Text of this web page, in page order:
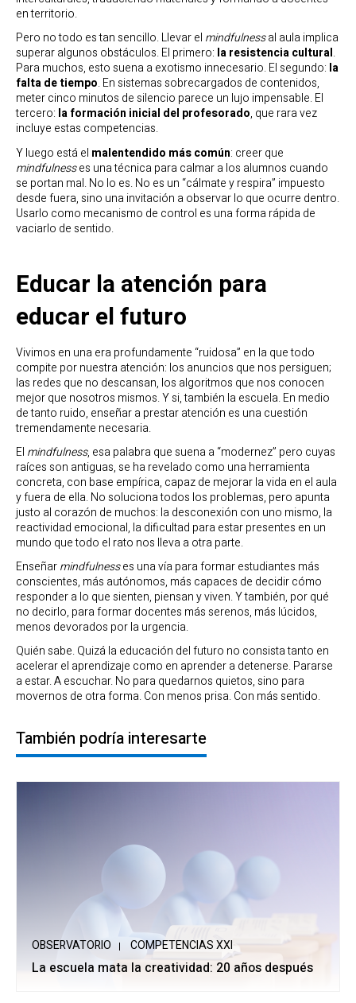
en territorio.
Pero no todo es tan sencillo. Llevar el mindfulnessal aula implica
superar algunos obstáculos. El primero: la resistencia cultural.
Para muchos, esto suena a exotismo innecesario. El segundo: la
falta de tiempo. En sistemas sobrecargados de contenidos,
meter cinco minutos de silencio parece un lujo impensable. El
tercero: la formación inicial del profesorado, que rara vez
incluye estas competencias.
Y luego está el malentendido más común: creer que
mindfulnesses una técnica para calmar a los alumnos cuando
se portan mal. No lo es. No es un “cálmate y respira” impuesto
desde fuera, sino una invitación a observar lo que ocurre dentro.
Usarlo como mecanismo de control es una forma rápida de
vaciarlo de sentido.
Educar la atención para
educar el futuro
Vivimos en una era profundamente “ruidosa” en la que todo
compite por nuestra atención: los anuncios que nos persiguen;
las redes que no descansan, los algoritmos que nos conocen
mejor que nosotros mismos. Y si, también la escuela. En medio
de tanto ruido, enseñar a prestar atención es una cuestión
tremendamente necesaria.
El mindfulness, esa palabra que suena a “modernez” pero cuyas
raíces son antiguas, se ha revelado como una herramienta
concreta, con base empírica, capaz de mejorar la vida en el aula
y fuera de ella. No soluciona todos los problemas, pero apunta
justo al corazón de muchos: la desconexión con uno mismo, la
reactividad emocional, la dificultad para estar presentes en un
mundo que todo el rato nos lleva a otra parte.
Enseñarmindfulnesses una vía para formar estudiantes más
conscientes, más autónomos, más capaces de decidir cómo
responder a lo que sienten, piensan y viven. Y también, por qué
no decirlo, para formar docentes más serenos, más lúcidos,
menos devorados por la urgencia.
Quién sabe. Quizá la educación del futuro no consista tanto en
acelerar el aprendizaje como en aprender a detenerse. Pararse
a estar. A escuchar. No para quedarnos quietos, sino para
movernos de otra forma. Con menos prisa. Con más sentido.
También podría interesarte
OBSERVATORIO COMPETENCIAS XXI
La escuela mata la creatividad: 20 años después